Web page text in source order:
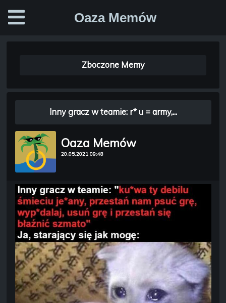
Oaza Memów
Zboczone Memy
Oaza Memów
20.05.2021 09:48
lnny gracz w teamie: r* u = army,...